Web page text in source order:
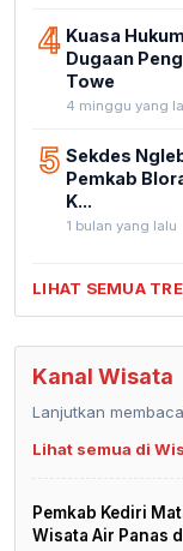
4 Kuasa
Dugaan
Towe
4 minggu yang
5 Sekdes
Pemkab
K...
1 bulan yang lalu
LIHAT SEMUA
Kanal Wisata
Lanjutkan
Lihat semua di
Pemkab Kediri
Wisata Air Panas